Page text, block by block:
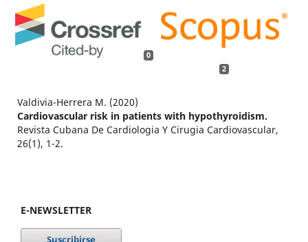
0
2
Valdivia-Herrera M. (2020)
Cardiovascular risk in patients with hypothyroidism.
Revista Cubana De Cardiologia Y Cirugia Cardiovascular,
26(1), 1-2.
E-NEWSLETTER